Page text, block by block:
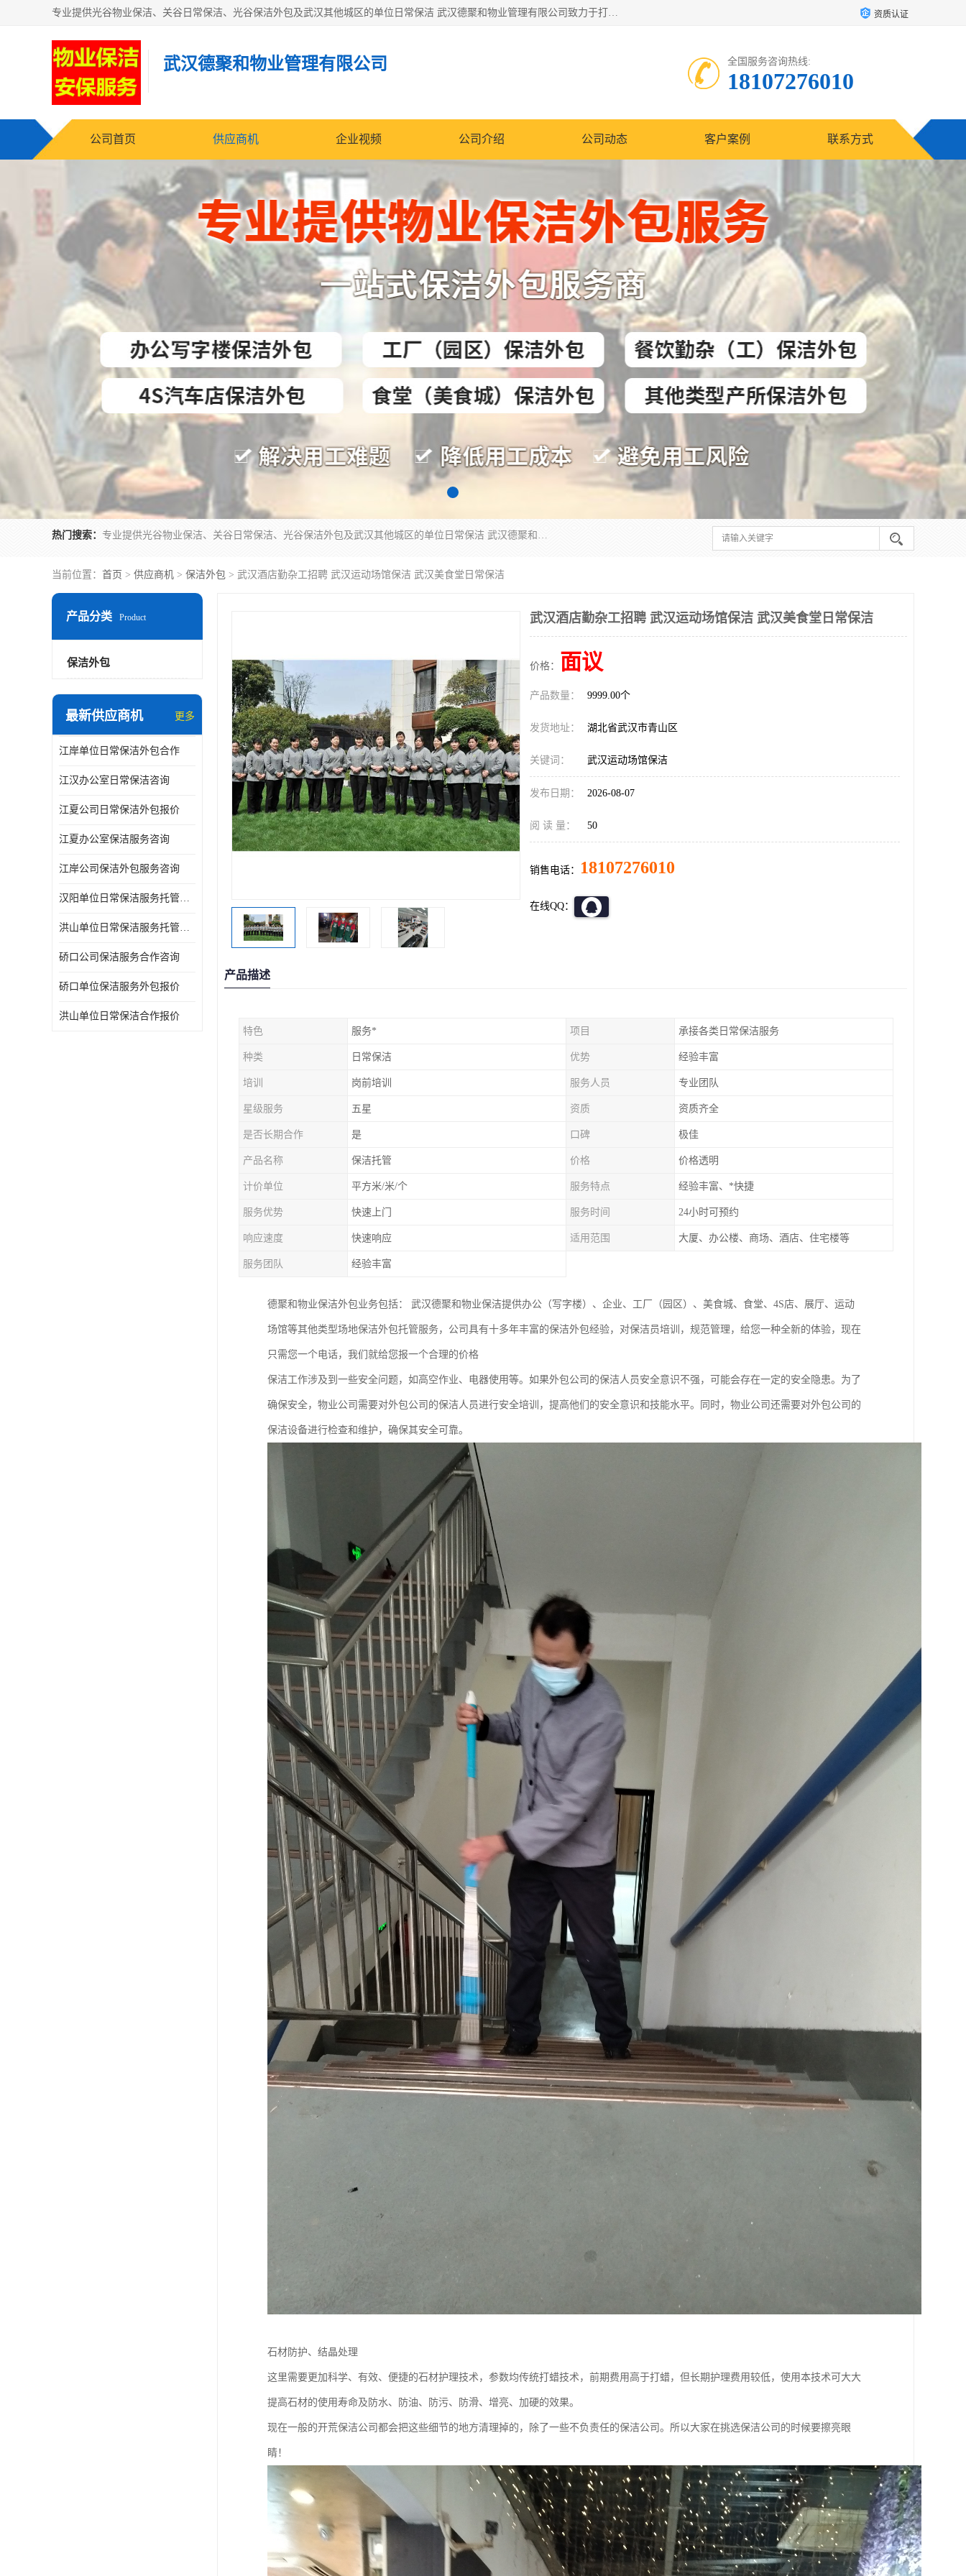
专业提供光谷物业保洁、关谷日常保洁、光谷保洁外包及武汉其他城区的单位日常保洁 武汉德聚和物业管理有限公司致力于打造中国专业物业保洁服务、日常保洁及其他保洁清洗外包服务。自公司成立以来提倡以先进的物业管理理念和模式经营，谋篇布局，以“至诚服务、精益求精、规范管理、锐意拓新”为质量方针，强化内部管理，为业主提供专业化、标准化和精细化的全方位物业服务，管理服务水平得到了广大业主和业内人士的一致好评。 资质认证
武汉德聚和物业管理有限公司 全国服务咨询热线:
18107276010
公司首页 供应商机 企业视频 公司介绍 公司动态 客户案例 联系方式
热门搜索： 专业提供光谷物业保洁、关谷日常保洁、光谷保洁外包及武汉其他城区的单位日常保洁 武汉德聚和物业管理有限公司致力于打造中国专业物业保洁服务、日常保洁及其他保洁清洗外包服务。自公司成立以来提倡以先进的物业管理理念和模式经营，谋篇布局，以“至诚服务、精益求精、规范管理、锐意拓新”为质量方针，强化内部管理，为业主提供专业化、标准化和精细化的全方位物业服务，管理服务水平得到了广大业主和业内人士的一致好评。
当前位置： 首页 > 供应商机 > 保洁外包 > 武汉酒店勤杂工招聘 武汉运动场馆保洁 武汉美食堂日常保洁
产品分类 Product
保洁外包
最新供应商机 更多
江岸单位日常保洁外包合作
江汉办公室日常保洁咨询
江夏公司日常保洁外包报价
江夏办公室保洁服务咨询
江岸公司保洁外包服务咨询
汉阳单位日常保洁服务托管咨询
洪山单位日常保洁服务托管咨询
硚口公司保洁服务合作咨询
硚口单位保洁服务外包报价
洪山单位日常保洁合作报价
武汉酒店勤杂工招聘 武汉运动场馆保洁 武汉美食堂日常保洁
价格： 面议
产品数量： 9999.00个
发货地址： 湖北省武汉市青山区
关键词： 武汉运动场馆保洁
发布日期： 2026-08-07
阅 读 量： 50
销售电话： 18107276010
在线QQ：
产品描述
特色 服务* 项目 承接各类日常保洁服务
种类 日常保洁 优势 经验丰富
培训 岗前培训 服务人员 专业团队
星级服务 五星 资质 资质齐全
是否长期合作 是 口碑 极佳
产品名称 保洁托管 价格 价格透明
计价单位 平方米/米/个 服务特点 经验丰富、*快捷
服务优势 快速上门 服务时间 24小时可预约
响应速度 快速响应 适用范围 大厦、办公楼、商场、酒店、住宅楼等
服务团队 经验丰富
德聚和物业保洁外包业务包括： 武汉德聚和物业保洁提供办公（写字楼）、企业、工厂（园区）、美食城、食堂、4S店、展厅、运动
场馆等其他类型场地保洁外包托管服务，公司具有十多年丰富的保洁外包经验，对保洁员培训，规范管理，给您一种全新的体验，现在
只需您一个电话，我们就给您报一个合理的价格
保洁工作涉及到一些安全问题，如高空作业、电器使用等。如果外包公司的保洁人员安全意识不强，可能会存在一定的安全隐患。为了
确保安全，物业公司需要对外包公司的保洁人员进行安全培训，提高他们的安全意识和技能水平。同时，物业公司还需要对外包公司的
保洁设备进行检查和维护，确保其安全可靠。
石材防护、结晶处理
这里需要更加科学、有效、便捷的石材护理技术，参数均传统打蜡技术，前期费用高于打蜡，但长期护理费用较低，使用本技术可大大
提高石材的使用寿命及防水、防油、防污、防滑、增亮、加硬的效果。
现在一般的开荒保洁公司都会把这些细节的地方清理掉的，除了一些不负责任的保洁公司。所以大家在挑选保洁公司的时候要擦亮眼
睛！